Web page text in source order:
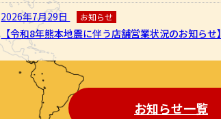
2026年7月29日 お知らせ
【令和8年熊本地震に伴う店舗営業状況のお知らせ】
お知らせ一覧